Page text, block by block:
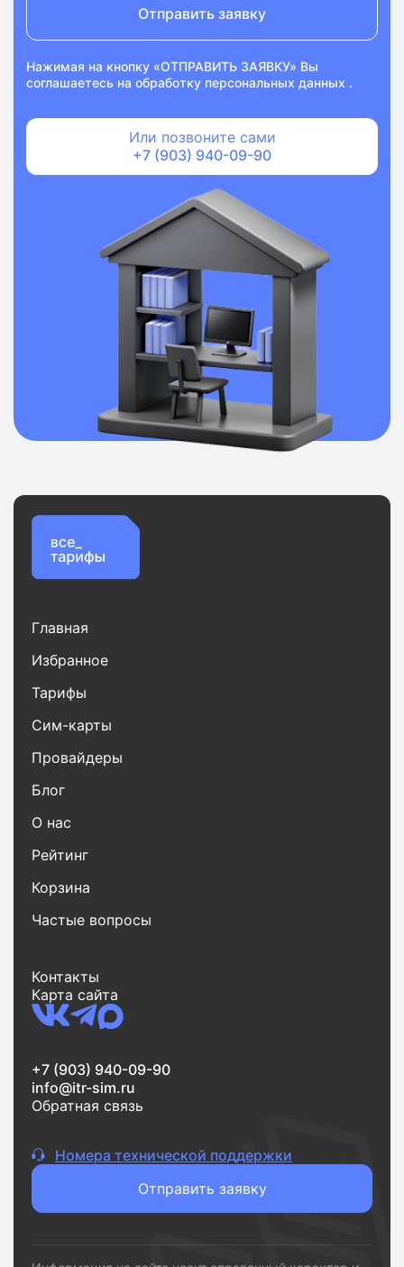
Отправить заявку
Нажимая на кнопку «ОТПРАВИТЬ ЗАЯВКУ» Вы
соглашаетесь на обработку персональных данных .
Или позвоните сами
+7 (903) 940-09-90
Главная
Избранное
Тарифы
Сим-карты
Провайдеры
Блог
О нас
Рейтинг
Корзина
Частые вопросы
Контакты
Карта сайта
+7 (903) 940-09-90
info@itr-sim.ru
Обратная связь
Номера технической поддержки
Отправить заявку